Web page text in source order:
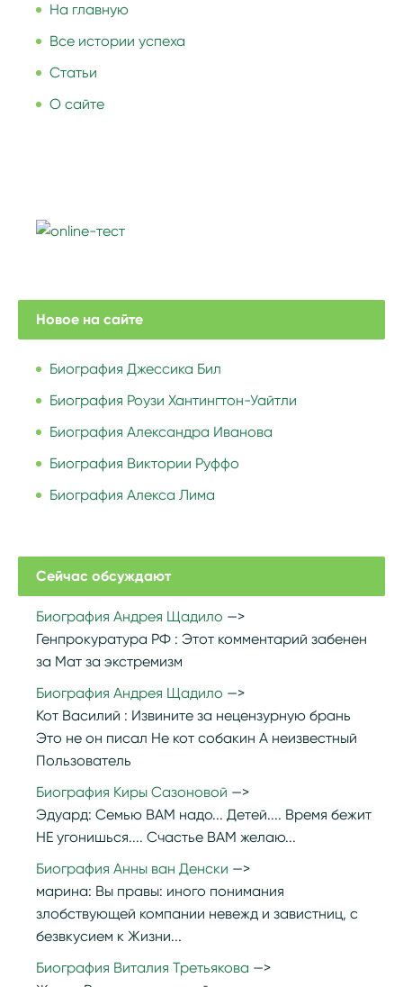
На главную
Все истории успеха
Статьи
О сайте
Новое на сайте
Биография Джессика Бил
Биография Роузи Хантингтон-Уайтли
Биография Александра Иванова
Биография Виктории Руффо
Биография Алекса Лима
Сейчас обсуждают
Биография Андрея Щадило
Генпрокуратура РФ : Этот комментарий забенен
за Мат за экстремизм
Биография Андрея Щадило
Кот Василий : Извините за нецензурную брань
Это не он писал Не кот собакин А неизвестный
Пользователь
Биография Киры Сазоновой
Эдуард: Семью ВАМ надо... Детей.... Время бежит
НЕ угонишься.... Счастье ВАМ желаю...
Биография Анны ван Денски
марина: Вы правы: иного понимания
злобствующей компании невежд и завистниц, с
безвкусием к Жизни...
Биография Виталия Третьякова